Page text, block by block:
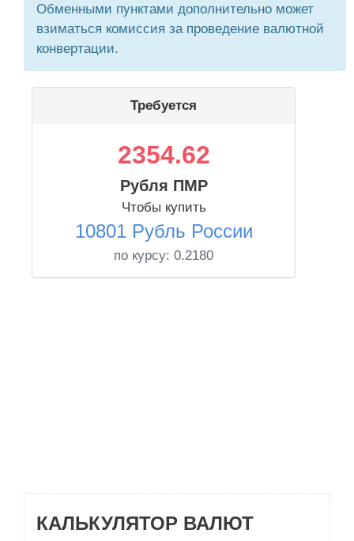
Обменными пунктами дополнительно может
взиматься комиссия за проведение валютной
конвертации.
Требуется
2354.62
Рубля ПМР
Чтобы купить
10801 Рубль России
по курсу: 0.2180
КАЛЬКУЛЯТОР ВАЛЮТ